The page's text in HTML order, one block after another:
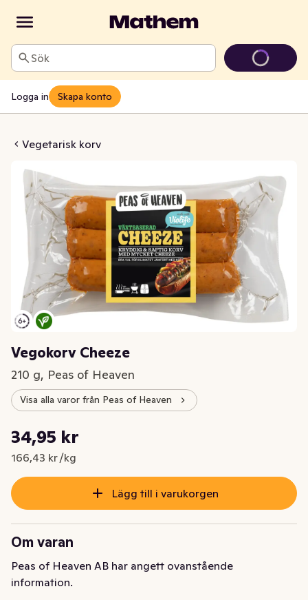
Sök
Logga in Skapa konto
Vegetarisk korv
Cheeze
Vegokorv Cheeze
210 g, Peas of Heaven
Visa alla varor från Peas of Heaven
Nuvarande pris är: 34,95 kr
34,95 kr
166,43 kr /kg
Styckpris: 166,43 kr /kg
Lägg till i varukorgen
Om varan
Peas of Heaven AB har angett ovanstående
information.